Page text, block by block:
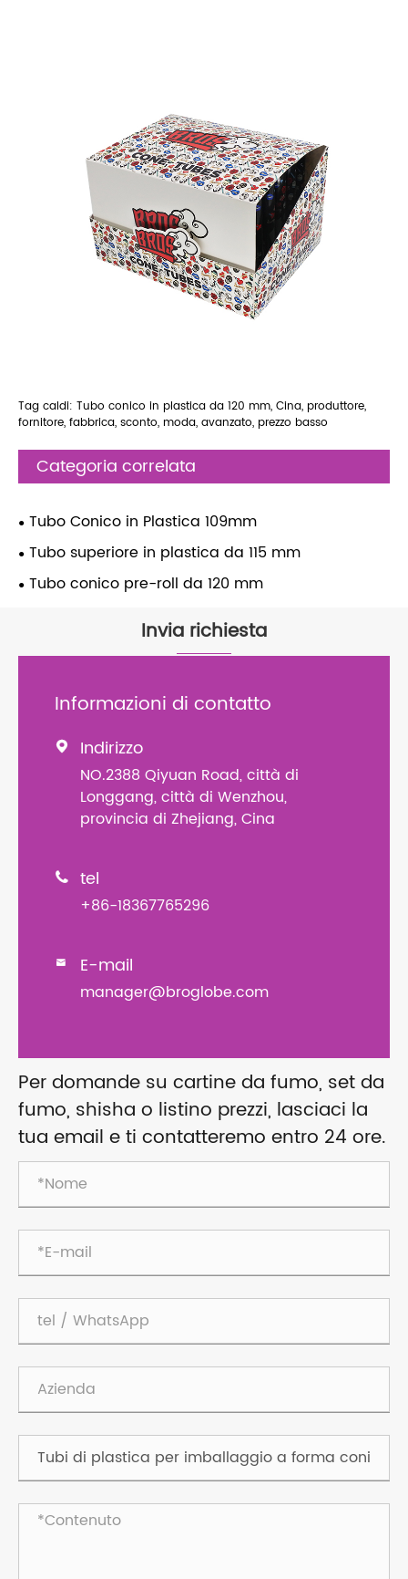
Tag caldi: Tubo conico in plastica da 120 mm, Cina, produttore,
fornitore, fabbrica, sconto, moda, avanzato, prezzo basso
Categoria correlata
Tubo Conico in Plastica 109mm
Tubo superiore in plastica da 115 mm
Tubo conico pre-roll da 120 mm
Invia richiesta
Informazioni di contatto
 Indirizzo
NO.2388 Qiyuan Road, città di
Longgang, città di Wenzhou,
provincia di Zhejiang, Cina
 tel
+86-18367765296
 E-mail
manager@broglobe.com
Per domande su cartine da fumo, set da
fumo, shisha o listino prezzi, lasciaci la
tua email e ti contatteremo entro 24 ore.